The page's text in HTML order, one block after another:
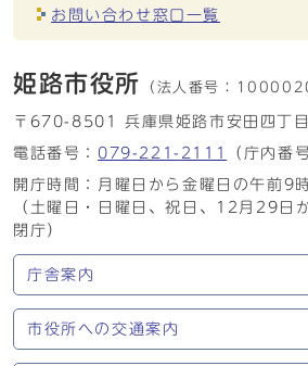
お問い合わせ窓口一覧
姫路市役所 （法人番号：
〒670-8501 兵庫県姫路市安田四丁
電話番号： 079-221-2111
（庁内番
開庁時間：月曜日から金曜日の午前9
（土曜日・日曜日、祝日、12月29日
閉庁）
庁舎案内
市役所への交通案内